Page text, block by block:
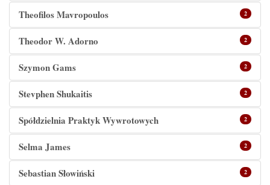
Theofilos Mavropoulos 2
Theodor W. Adorno 2
Szymon Gams 2
Stevphen Shukaitis 2
Spółdzielnia Praktyk Wywrotowych 2
Selma James 2
Sebastian Słowiński 2